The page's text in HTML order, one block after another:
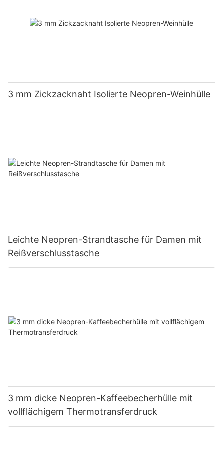
3 mm Zickzacknaht Isolierte Neopren-Weinhülle
Leichte Neopren-Strandtasche für Damen mit
Reißverschlusstasche
3 mm dicke Neopren-Kaffeebecherhülle mit
vollflächigem Thermotransferdruck